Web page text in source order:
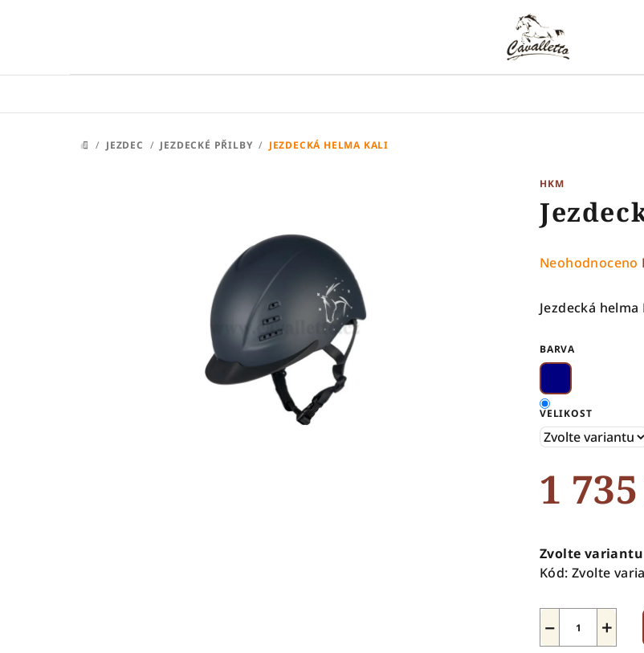
DOMŮ
/ JEZDEC / JEZDECKÉ PŘILBY / JEZDECKÁ HELMA KALI
HKM
Průměrné
produktu
je
z
hvězdiček.
Neohodnoceno
Jezdecká helma
BARVA
VELIKOST
1
cena:
Zvolte variantu
Kód: Zvolte
+
−